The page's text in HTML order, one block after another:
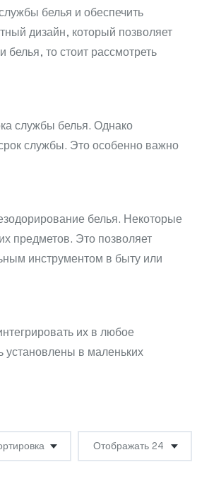
белья и обеспечить
дизайн, который позволяет
то стоит рассмотреть
службы белья. Однако
службы. Это особенно важно
белья. Некоторые
предметов. Это позволяет
инструментом в быту или
их в любое
в маленьких